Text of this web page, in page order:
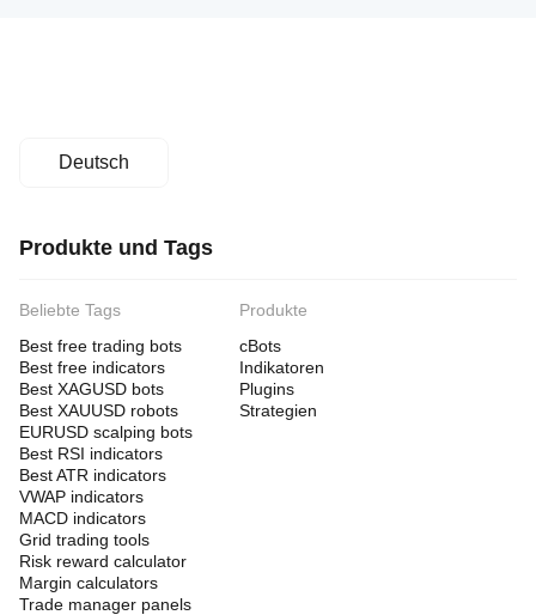
Deutsch
Produkte und Tags
Beliebte Tags
Best free trading bots
Best free indicators
Best XAGUSD bots
Best XAUUSD robots
EURUSD scalping bots
Best RSI indicators
Best ATR indicators
VWAP indicators
MACD indicators
Grid trading tools
Risk reward calculator
Margin calculators
Trade manager panels
Produkte
cBots
Indikatoren
Plugins
Strategien